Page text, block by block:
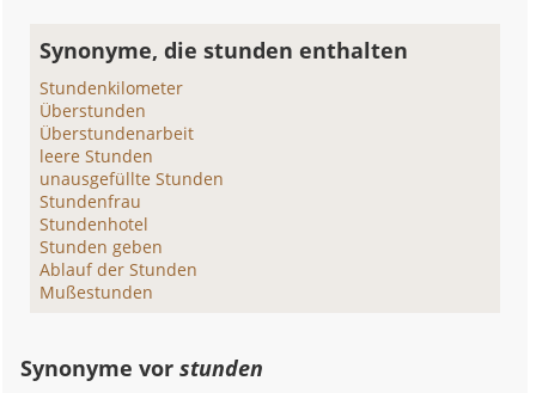
Synonyme, die stunden enthalten
Stundenkilometer
Überstunden
Überstundenarbeit
leere Stunden
unausgefüllte Stunden
Stundenfrau
Stundenhotel
Stunden geben
Ablauf der Stunden
Mußestunden
Synonyme vorstunden